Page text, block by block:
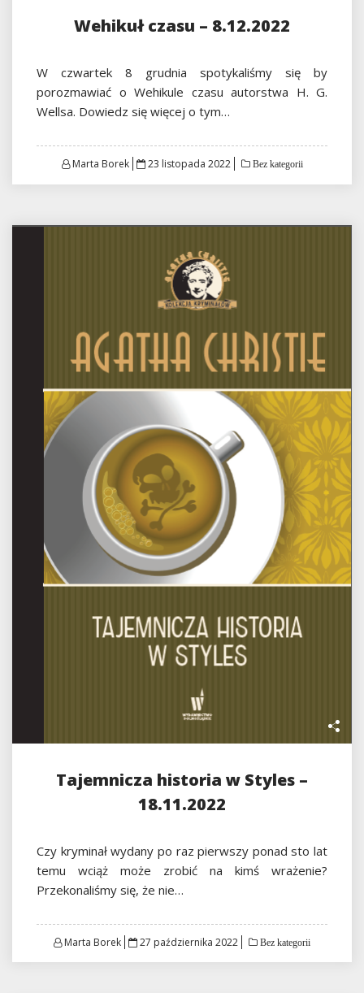
Wehikuł czasu – 8.12.2022
W czwartek 8 grudnia spotykaliśmy się by
porozmawiać o Wehikule czasu autorstwa H. G.
Wellsa. Dowiedz się więcej o tym…
Marta Borek
Posted
23 listopada 2022 Bez kategorii
Tajemnicza historia w Styles –
18.11.2022
Czy kryminał wydany po raz pierwszy ponad sto lat
temu wciąż może zrobić na kimś wrażenie?
Przekonaliśmy się, że nie…
Marta Borek
Posted
27 października 2022 Bez kategorii